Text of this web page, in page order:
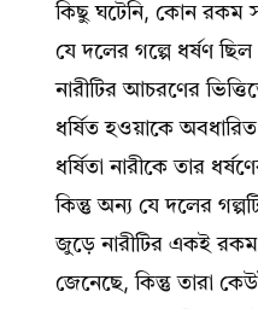
কিছু ঘটেনি, কোন রকম
যে দলের গল্পে ধর্ষণ
নারীটির আচরণের
ধর্ষিত হওয়াকে
ধর্ষিতা নারীকে তার
কিন্তু অন্য যে দলের
জুড়ে নারীটির একই
জেনেছে, কিন্তু তারা